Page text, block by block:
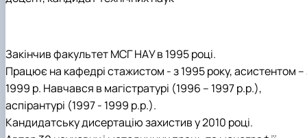
Закінчив факультет МСГ НАУ в 1995 році.
Працює на кафедрі стажистом - з 1995 року, асистентом –
1999 р. Навчався в магістратурі (1996 – 1997 р.р.),
аспірантурі (1997 - 1999 р.р.).
Кандидатську дисертацію захистив у 2010 році.